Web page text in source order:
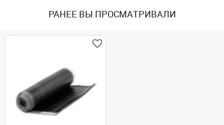
РАНЕЕ ВЫ ПРОСМАТРИВАЛИ